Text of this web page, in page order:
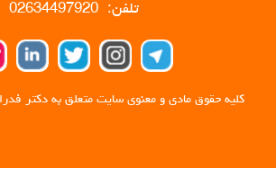
تلفن: 02634497920
کلیه حقوق مادی و معنوی سایت متعلق به دکتر